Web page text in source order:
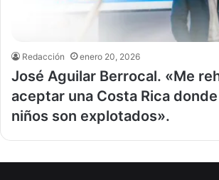
Redacción enero 20, 2026
José Aguilar Berrocal. «Me
aceptar una Costa Rica
niños son explotados».